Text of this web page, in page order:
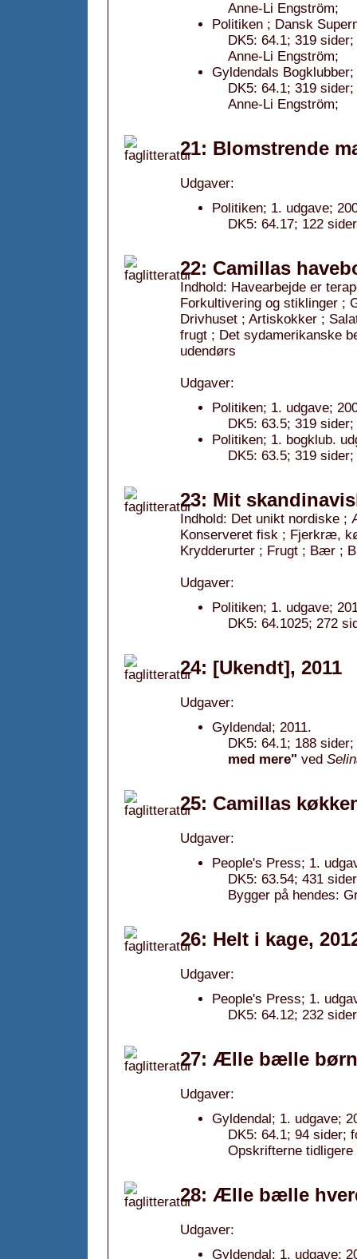
Anne-Li Engström;
Politiken ; Dansk
DK5: 64.1; 319
Anne-Li Engström;
Gyldendals
DK5: 64.1; 319
Anne-Li Engström;
21: Blomstrende
Udgaver:
Politiken; 1. udgave;
DK5: 64.17; 122
22: Camillas
Indhold: Havearbejde er
Forkultivering og stiklinger ;
Drivhuset ; Artiskokker ;
frugt ; Det sydamerikanske
udendørs
Udgaver:
Politiken; 1. udgave;
DK5: 63.5; 319
Politiken; 1. bogklub.
DK5: 63.5; 319
23: Mit
Indhold: Det unikt nordiske
Konserveret fisk ; Fjerkræ,
Krydderurter ; Frugt ; Bær ;
Udgaver:
Politiken; 1. udgave;
DK5: 64.1025; 272
24: [Ukendt], 2011
Udgaver:
Gyldendal; 2011.
DK5: 64.1; 188
med mere" ved
25: Camillas
Udgaver:
People's Press; 1.
DK5: 63.54; 431
Bygger på hendes:
26: Helt i kage,
Udgaver:
People's Press; 1.
DK5: 64.12; 232
27: Ælle bælle
Udgaver:
Gyldendal; 1. udgave;
DK5: 64.1; 94 sider;
Opskrifterne
28: Ælle bælle
Udgaver:
Gyldendal; 1. udgave;